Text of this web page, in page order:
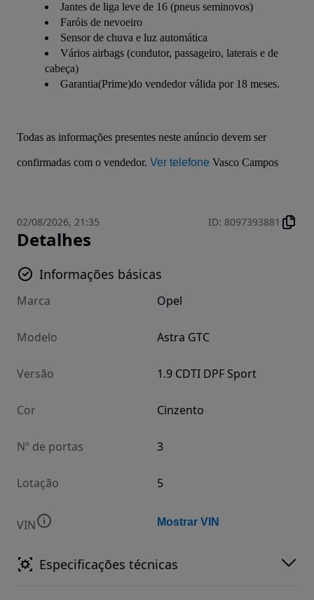
Jantes de liga leve de 16 (pneus seminovos)
Faróis de nevoeiro
Sensor de chuva e luz automática
Vários airbags (condutor, passageiro, laterais e de
cabeça)
Garantia(Prime)do vendedor válida por 18 meses.
Todas as informações presentes neste anúncio devem ser
confirmadas com o vendedor. Ver telefone Vasco Campos
02/08/2026, 21:35 ID: 8097393881
Detalhes
Informações básicas
Marca Opel
Modelo Astra GTC
Versão 1.9 CDTI DPF Sport
Cor Cinzento
Nº de portas 3
Lotação 5
VIN Mostrar VIN
Especificações técnicas